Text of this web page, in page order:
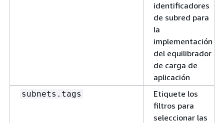
identificadores
de subred para
la
implementación
del equilibrador
de carga de
aplicación
subnets.tags
Etiquete los
filtros para
seleccionar las